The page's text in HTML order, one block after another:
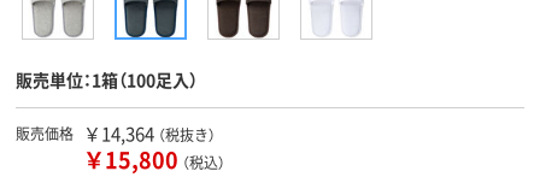
販売単位：1箱（100足入）
販売価格 ￥14,364 （税抜き）
￥15,800 （税込）